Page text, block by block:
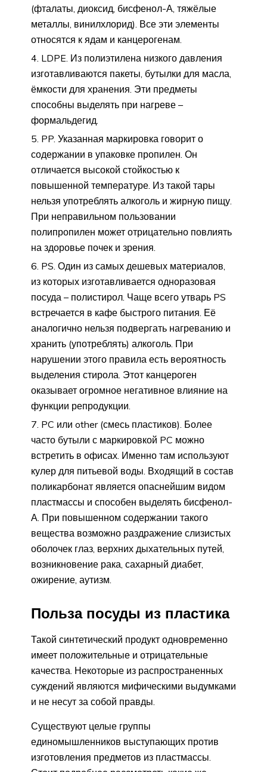
(фталаты, диоксид, бисфенол-А, тяжёлые
металлы, винилхлорид). Все эти элементы
относятся к ядам и канцерогенам.
LDPE. Из полиэтилена низкого давления
изготавливаются пакеты, бутылки для масла,
ёмкости для хранения. Эти предметы
способны выделять при нагреве –
формальдегид.
PP. Указанная маркировка говорит о
содержании в упаковке пропилен. Он
отличается высокой стойкостью к
повышенной температуре. Из такой тары
нельзя употреблять алкоголь и жирную пищу.
При неправильном пользовании
полипропилен может отрицательно повлиять
на здоровье почек и зрения.
PS. Один из самых дешевых материалов,
из которых изготавливается одноразовая
посуда – полистирол. Чаще всего утварь PS
встречается в кафе быстрого питания. Её
аналогично нельзя подвергать нагреванию и
хранить (употреблять) алкоголь. При
нарушении этого правила есть вероятность
выделения стирола. Этот канцероген
оказывает огромное негативное влияние на
функции репродукции.
PC или other (смесь пластиков). Более
часто бутыли с маркировкой PC можно
встретить в офисах. Именно там используют
кулер для питьевой воды. Входящий в состав
поликарбонат является опаснейшим видом
пластмассы и способен выделять бисфенол-
А. При повышенном содержании такого
вещества возможно раздражение слизистых
оболочек глаз, верхних дыхательных путей,
возникновение рака, сахарный диабет,
ожирение, аутизм.
Польза посуды из пластика
Такой синтетический продукт одновременно
имеет положительные и отрицательные
качества. Некоторые из распространенных
суждений являются мифическими выдумками
и не несут за собой правды.
Существуют целые группы
единомышленников выступающих против
изготовления предметов из пластмассы.